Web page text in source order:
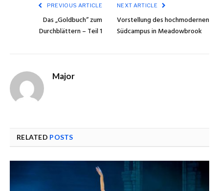
PREVIOUS ARTICLE
Das „Goldbuch“ zum
Durchblättern – Teil 1
NEXT ARTICLE
Vorstellung des hochmodernen
Südcampus in Meadowbrook
Major
RELATED POSTS